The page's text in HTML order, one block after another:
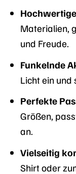
Materialien,
und Freude.
Funkelnde
Licht ein und
Perfekte
Größen,
an.
Vielseitig
Shirt oder